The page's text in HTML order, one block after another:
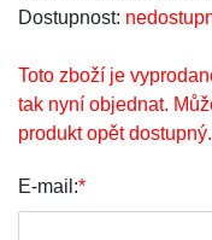
Dostupnost:
Toto zboží je
tak nyní objednat.
produkt opět
E-mail:*